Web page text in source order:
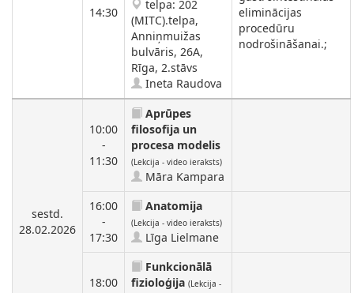
14:30
telpa: 202
(MITC).telpa,
Anniņmuižas
bulvāris, 26A,
Rīga, 2.stāvs
Ineta Raudova
eliminācijas
procedūru
nodrošināšanai.;
sestd.
28.02.2026
10:00
-
11:30
Aprūpes
filosofija un
procesa modelis
(Lekcija - video ieraksts)
Māra Kampara
16:00
-
17:30
Anatomija
(Lekcija - video ieraksts)
Līga Lielmane
18:00
Funkcionālā
fizioloģija (Lekcija -